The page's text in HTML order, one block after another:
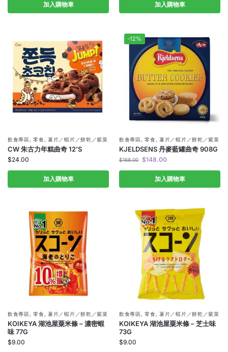
加入購物車 加入購物車
飲食專區,零食,薯片／蝦片／餅乾／紫菜
CW 朱古力年糕曲奇 12’S
$24.00
加入購物車
-12%
飲食專區,零食,薯片／蝦片／餅乾／紫菜
KJELDSENS 丹麥藍罐曲奇 908G
$168.00 $148.00
加入購物車
飲食專區,零食,薯片／蝦片／餅乾／紫菜
KOIKEYA 湖池屋粟米條 – 濃密蝦
味 77G
$9.00
飲食專區,零食,薯片／蝦片／餅乾／紫菜
KOIKEYA 湖池屋粟米條 – 芝士味
73G
$9.00